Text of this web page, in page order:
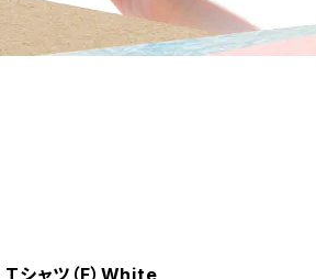
ャツ（F）White